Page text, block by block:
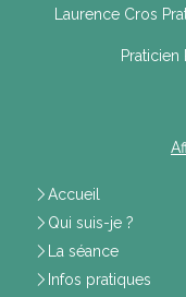
Laurence Cros
Accueil
Qui suis-je ?
La séance
Infos pratiques